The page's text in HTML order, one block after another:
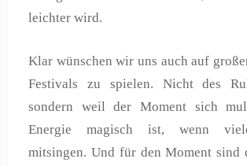
leichter wird.
Klar wünschen wir uns auch auf
Festivals zu spielen. Nicht des
sondern weil der Moment sich
Energie magisch ist, wenn
mitsingen. Und für den Moment sind